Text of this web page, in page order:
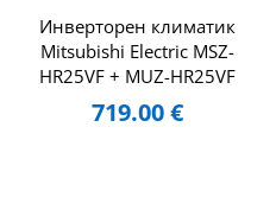
Инверторен климатик
Mitsubishi Electric MSZ-
HR25VF + MUZ-HR25VF
719.00€